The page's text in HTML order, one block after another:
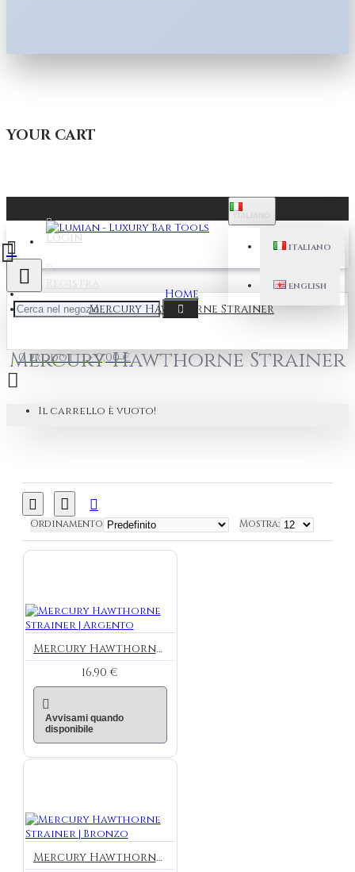
YOUR CART
Login
Registra
ITALIANO
ENGLISH
0 prodotti - 0,00 €
Il carrello è vuoto!
Home
Mercury Hawthorne Strainer
Mercury Hawthorne Strainer
Ordinamento Mostra:
Mercury Hawthorne Strainer | Argento
16,90 €
Avvisami quando
disponibile
Mercury Hawthorne Strainer | Bronzo